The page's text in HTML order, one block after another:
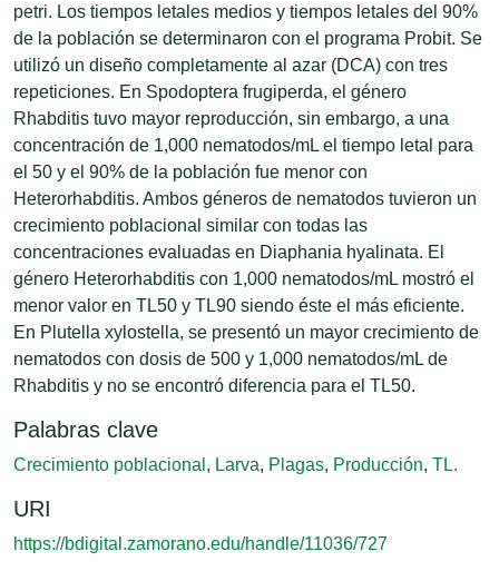
petri. Los tiempos letales medios y tiempos letales del 90%
de la población se determinaron con el programa Probit. Se
utilizó un diseño completamente al azar (DCA) con tres
repeticiones. En Spodoptera frugiperda, el género
Rhabditis tuvo mayor reproducción, sin embargo, a una
concentración de 1,000 nematodos/mL el tiempo letal para
el 50 y el 90% de la población fue menor con
Heterorhabditis. Ambos géneros de nematodos tuvieron un
crecimiento poblacional similar con todas las
concentraciones evaluadas en Diaphania hyalinata. El
género Heterorhabditis con 1,000 nematodos/mL mostró el
menor valor en TL50 y TL90 siendo éste el más eficiente.
En Plutella xylostella, se presentó un mayor crecimiento de
nematodos con dosis de 500 y 1,000 nematodos/mL de
Rhabditis y no se encontró diferencia para el TL50.
Palabras clave
Crecimiento poblacional , Larva, Plagas, Producción, TL.
URI
https://bdigital.zamorano.edu/handle/11036/727